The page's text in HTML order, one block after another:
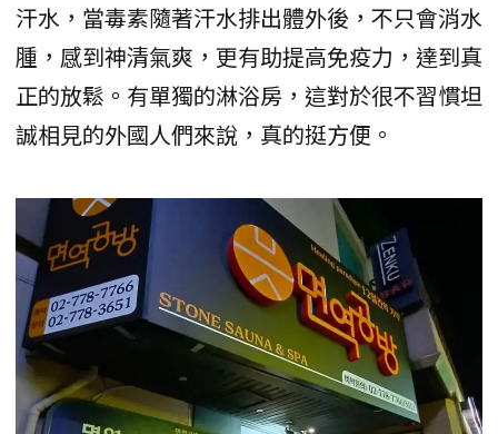
汗水，當毒素隨著汗水排出體外後，不只會消水
腫，感到神清氣爽，更有助提高免疫力，達到真
正的放鬆。有單獨的淋浴房，這對於很不習慣坦
誠相見的外國人們來說，真的挺方便。